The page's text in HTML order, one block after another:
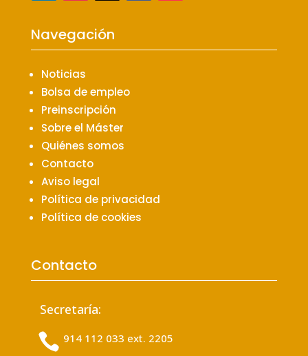
Navegación
Noticias
Bolsa de empleo
Preinscripción
Sobre el Máster
Quiénes somos
Contacto
Aviso legal
Política de privacidad
Política de cookies
Contacto
Secretaría:
 914 112 033 ext. 2205